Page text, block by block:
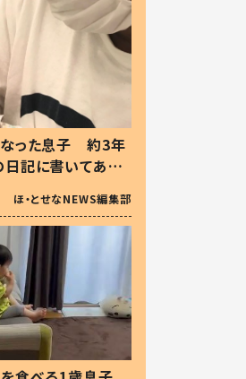
なった息子 約3年
記に書いてあっ
ほ・とせなNEWS編集部